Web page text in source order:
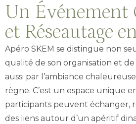
Un
et Réseautage
Apéro SKEM se distingue non
qualité de son organisation et
aussi par l’ambiance
règne. C’est un espace unique
participants peuvent échanger,
des liens autour d’un apéritif